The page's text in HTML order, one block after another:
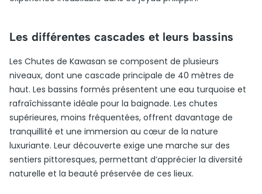
Les différentes cascades et leurs bassins
Les Chutes de Kawasan se composent de plusieurs
niveaux, dont une cascade principale de 40 mètres de
haut. Les bassins formés présentent une eau turquoise et
rafraîchissante idéale pour la baignade. Les chutes
supérieures, moins fréquentées, offrent davantage de
tranquillité et une immersion au cœur de la nature
luxuriante. Leur découverte exige une marche sur des
sentiers pittoresques, permettant d’apprécier la diversité
naturelle et la beauté préservée de ces lieux.